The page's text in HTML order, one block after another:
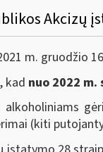
Akcizų
m. gruodžio
kad nuo 2022 m.
(kiti